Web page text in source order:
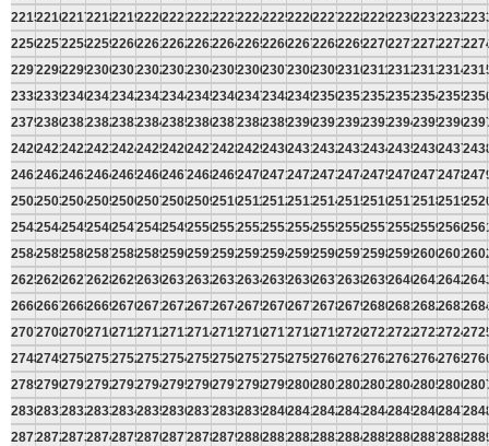
221522162217221822192220222122222223222422252226222722282229223022312232
225622572258225922602261226222632264226522662267226822692270227122722273
229722982299230023012302230323042305230623072308230923102311231223132314
233823392340234123422343234423452346234723482349235023512352235323542355
237923802381238223832384238523862387238823892390239123922393239423952396
242024212422242324242425242624272428242924302431243224332434243524362437
246124622463246424652466246724682469247024712472247324742475247624772478
250225032504250525062507250825092510251125122513251425152516251725182519
254325442545254625472548254925502551255225532554255525562557255825592560
258425852586258725882589259025912592259325942595259625972598259926002601
262526262627262826292630263126322633263426352636263726382639264026412642
266626672668266926702671267226732674267526762677267826792680268126822683
270727082709271027112712271327142715271627172718271927202721272227232724
274827492750275127522753275427552756275727582759276027612762276327642765
278927902791279227932794279527962797279827992800280128022803280428052806
283028312832283328342835283628372838283928402841284228432844284528462847
287128722873287428752876287728782879288028812882288328842885288628872888